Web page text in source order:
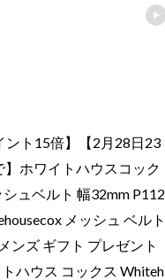
ント15倍】【2月28日23
】ホワイトハウスコック
シュベルト 幅32mm P112
メッシュ ベルト
ンズ ギフト プレゼント
ハウス コックス Whiteh